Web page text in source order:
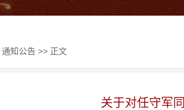
通知公告 >> 正文
关于对任守军